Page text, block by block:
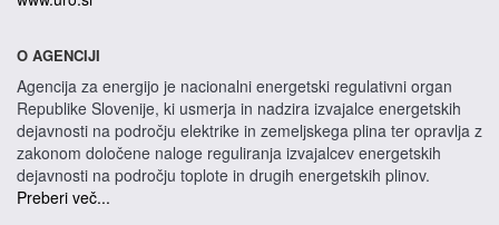
O AGENCIJI
Agencija za energijo je nacionalni energetski regulativni organ
Republike Slovenije, ki usmerja in nadzira izvajalce energetskih
dejavnosti na področju elektrike in zemeljskega plina ter opravlja z
zakonom določene naloge reguliranja izvajalcev energetskih
dejavnosti na področju toplote in drugih energetskih plinov.
Preberi več...